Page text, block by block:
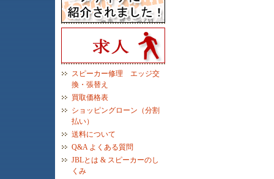
スピーカー修理 エッジ交
換・張替え
買取価格表
ショッピングローン（分割
払い）
送料について
Q&A よくある質問
JBLとは & スピーカーのし
くみ